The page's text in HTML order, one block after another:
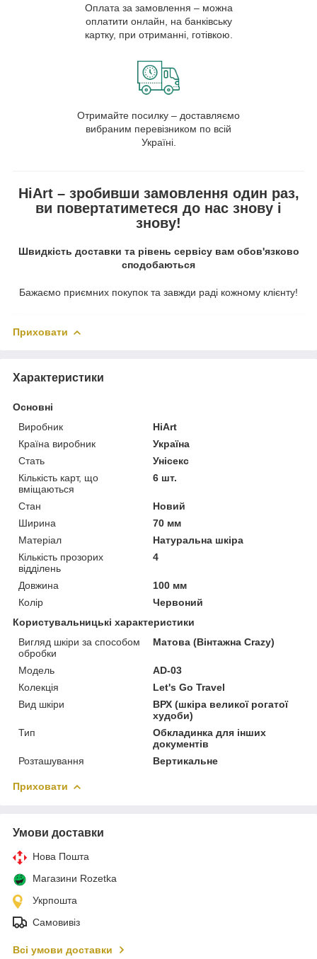
Оплата за замовлення – можна
оплатити онлайн, на банківську
картку, при отриманні, готівкою.
Отримайте посилку – доставляємо
вибраним перевізником по всій
Україні.
HiArt – зробивши замовлення один раз,
ви повертатиметеся до нас знову і
знову!
Швидкість доставки та рівень сервісу вам обов'язково
сподобаються
Бажаємо приємних покупок та завжди раді кожному клієнту!
Приховати
Характеристики
Основні
Виробник
HiArt
Країна виробник
Україна
Стать
Унісекс
Кількість карт, що
вміщаються
6 шт.
Стан
Новий
Ширина
70 мм
Матеріал
Натуральна шкіра
Кількість прозорих
відділень
4
Довжина
100 мм
Колір
Червоний
Користувальницькі характеристики
Вигляд шкіри за способом
обробки
Матова (Вінтажна Crazy)
Модель
AD-03
Колекція
Let's Go Travel
Вид шкіри
ВРХ (шкіра великої рогатої
худоби)
Тип
Обкладинка для інших
документів
Розташування
Вертикальне
Приховати
Умови доставки
Нова Пошта
Магазини Rozetka
Укрпошта
Самовивіз
Всі умови доставки